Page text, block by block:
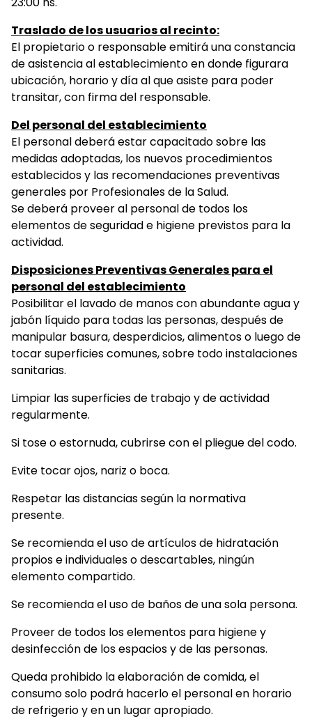
Traslado de los usuarios al recinto:
El propietario o responsable emitirá una constancia
de asistencia al establecimiento en donde figurara
ubicación, horario y día al que asiste para poder
transitar, con firma del responsable.
Del personal del establecimiento
El personal deberá estar capacitado sobre las
medidas adoptadas, los nuevos procedimientos
establecidos y las recomendaciones preventivas
generales por Profesionales de la Salud.
Se deberá proveer al personal de todos los
elementos de seguridad e higiene previstos para la
actividad.
Disposiciones Preventivas Generales para el
personal del establecimiento
Posibilitar el lavado de manos con abundante agua y
jabón líquido para todas las personas, después de
manipular basura, desperdicios, alimentos o luego de
tocar superficies comunes, sobre todo instalaciones
sanitarias.
Limpiar las superficies de trabajo y de actividad
regularmente.
Si tose o estornuda, cubrirse con el pliegue del codo.
Evite tocar ojos, nariz o boca.
Respetar las distancias según la normativa
presente.
Se recomienda el uso de artículos de hidratación
propios e individuales o descartables, ningún
elemento compartido.
Se recomienda el uso de baños de una sola persona.
Proveer de todos los elementos para higiene y
desinfección de los espacios y de las personas.
Queda prohibido la elaboración de comida, el
consumo solo podrá hacerlo el personal en horario
de refrigerio y en un lugar apropiado.